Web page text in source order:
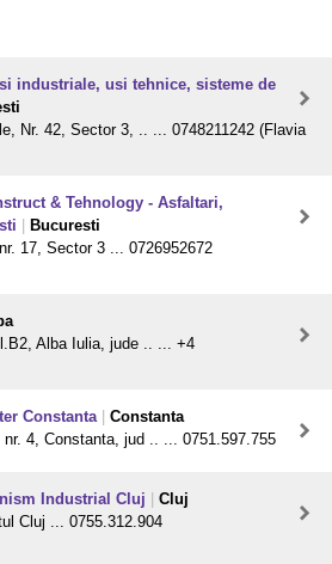
industriale, usi tehnice, sisteme de
Nr. 42, Sector 3, .. ... 0748211242 (Flavia
& Tehnology - Asfaltari,
Bucuresti
17, Sector 3 ... 0726952672
Alba Iulia, jude .. ... +4
Constanta
Constanta
4, Constanta, jud .. ... 0751.597.755
Industrial Cluj
Cluj
Cluj ... 0755.312.904